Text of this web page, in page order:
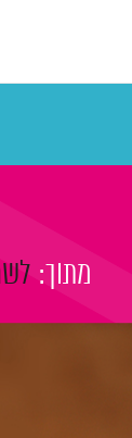
מתוך: